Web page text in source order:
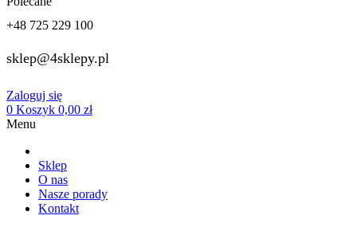
+48 725 229 100
sklep@4sklepy.pl
Zaloguj się
0 Koszyk 0,00 zł
Menu
Sklep
O nas
Nasze porady
Kontakt